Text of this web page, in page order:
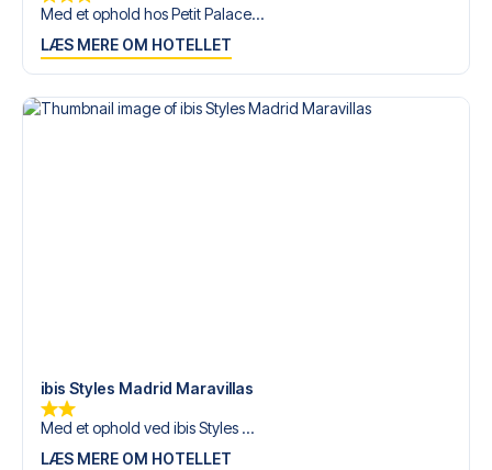
Med et ophold hos Petit Palace...
LÆS MERE OM HOTELLET
ibis Styles Madrid Maravillas
Med et ophold ved ibis Styles ...
LÆS MERE OM HOTELLET